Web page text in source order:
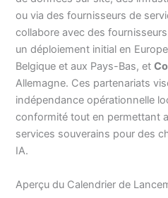
ou via des fournisseurs de
collabore avec des
un déploiement initial en
Belgique et aux Pays-Bas, et
Allemagne. Ces partenariats
indépendance opérationnelle
conformité tout en permettant
services souverains pour des
IA.
Aperçu du Calendrier de